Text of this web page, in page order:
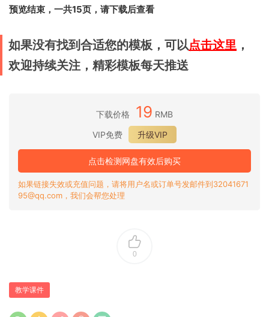
预览结束，一共15页，请下载后查看
如果没有找到合适您的模板，可以点击这里 ，
欢迎持续关注，精彩模板每天推送
下载价格 19 RMB
VIP免费
升级VIP
点击检测网盘有效后购买
如果链接失效或充值问题，请将用户名或订单号发邮件到32041671
95@qq.com，我们会帮您处理
0
教学课件